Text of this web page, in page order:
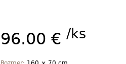
96.00 € /ks